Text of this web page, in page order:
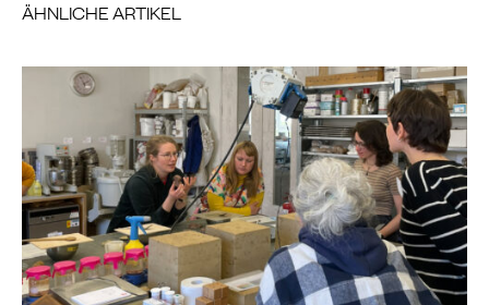
ÄHNLICHE ARTIKEL